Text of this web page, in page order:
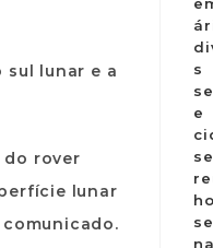
sul lunar e a
do rover
lunar